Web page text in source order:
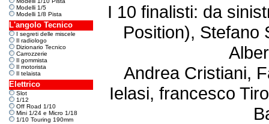
Modelli 1/5
Modelli 1/8 Pista
L'angolo Tecnico
I segreti delle miscele
Il radiologo
Dizionario Tecnico
Carrozzerie
Il gommista
Il motorista
Il telaista
Elettrico
Slot
1/12
Off Road 1/10
Mini 1/24 e Micro 1/18
1/10 Touring 190mm
I 10 finalisti: da
Position), Stefano
Andrea Cristiani,
Ielasi, francesco